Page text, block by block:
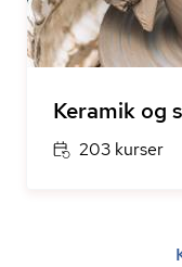
Keramik og
203 kurser